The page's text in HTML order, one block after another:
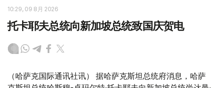
10:29, 09 8月 2026
托卡耶夫总统向新加坡总统致国庆贺电
（哈萨克国际通讯社讯） 据哈萨克斯坦总统府消息，哈萨